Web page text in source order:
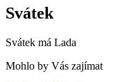
Svátek
Svátek má Lada
Mohlo by Vás zajímat